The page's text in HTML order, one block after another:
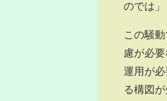
のでは」
この騒
慮が必
運用が
る構図